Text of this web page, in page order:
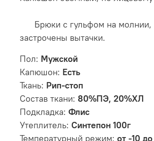
Брюки с гульфом на молнии,
застрочены вытачки.
Пол: Мужской
Капюшон: Есть
Ткань: Рип-стоп
Состав ткани: 80%ПЭ, 20%ХЛ
Подкладка: Флис
Утеплитель: Синтепон 100г
Температурный режим: от -10